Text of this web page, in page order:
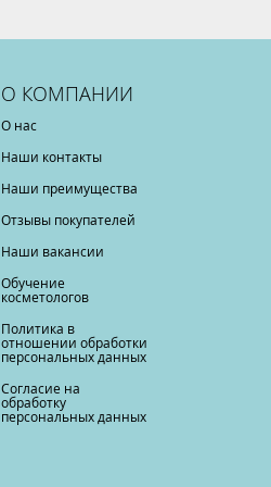
О КОМПАНИИ
О нас
Наши контакты
Наши преимущества
Отзывы покупателей
Наши вакансии
Обучение
косметологов
Политика в
отношении обработки
персональных данных
Согласие на
обработку
персональных данных